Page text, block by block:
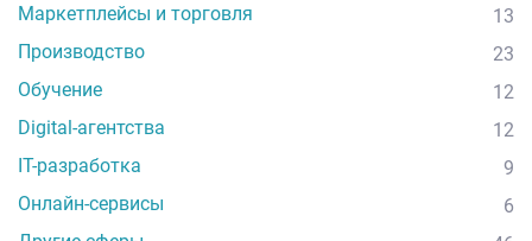
Маркетплейсы и торговля
13
Производство
23
Обучение
12
Digital-агентства
12
IT-разработка
9
Онлайн-сервисы
6